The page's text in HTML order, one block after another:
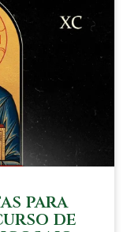
para
de